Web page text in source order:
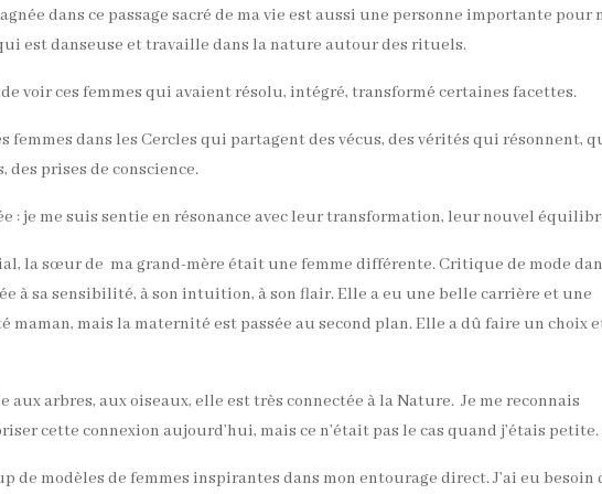
dans ce passage sacré de ma vie est aussi une personne importante pour
est danseuse et travaille dans la nature autour des rituels.
voir ces femmes qui avaient résolu, intégré, transformé certaines facettes.
femmes dans les Cercles qui partagent des vécus, des vérités qui résonnent,
des prises de conscience.
: je me suis sentie en résonance avec leur transformation, leur nouvel
la sœur de ma grand-mère était une femme différente. Critique de mode
à sa sensibilité, à son intuition, à son flair. Elle a eu une belle carrière et une
maman, mais la maternité est passée au second plan. Elle a dû faire un choix
aux arbres, aux oiseaux, elle est très connectée à la Nature. Je me reconnais
cette connexion aujourd’hui, mais ce n’était pas le cas quand j’étais petite.
de modèles de femmes inspirantes dans mon entourage direct. J’ai eu besoin